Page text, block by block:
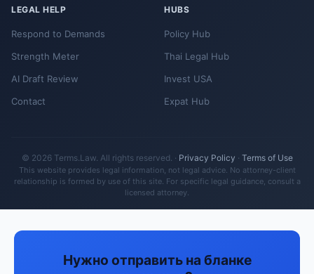
LEGAL HELP
Respond to Demands
Strength Meter
AI Draft Review
Contact
HUBS
Policy Hub
Thai Legal Hub
Invest USA
Expat Hub
© 2026 Terms.Law. All rights reserved. · Privacy Policy · Terms of Use
This website provides legal information, not legal advice. No attorney-client
relationship is formed by use of this site. For specific legal guidance, consult a
licensed attorney.
Нужно отправить на бланке